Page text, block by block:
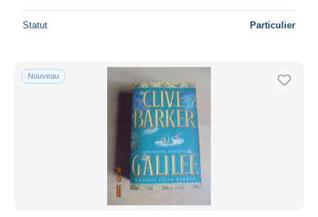
Statut Particulier
Nouveau